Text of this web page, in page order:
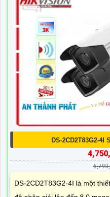
DS-2CD2T83G2-4I
DS-2CD2T83G2-4I là một